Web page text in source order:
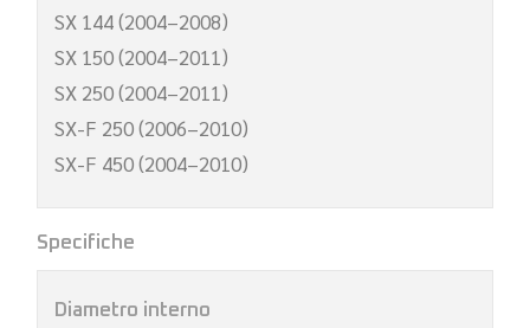
SX 144 (2004–2008)
SX 150 (2004–2011)
SX 250 (2004–2011)
SX-F 250 (2006–2010)
SX-F 450 (2004–2010)
Specifiche
Diametro interno